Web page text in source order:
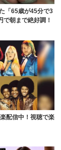
「65歳が45分で3
で朝まで絶好調！
配信中！視聴で楽